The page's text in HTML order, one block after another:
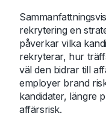
rekrytering en
påverkar vilka
rekryterar, hur
väl den bidrar till
employer brand
kandidater, längre
affärsrisk.